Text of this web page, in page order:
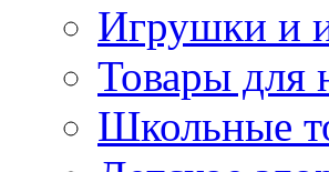
Игрушки и
Товары для
Школьные